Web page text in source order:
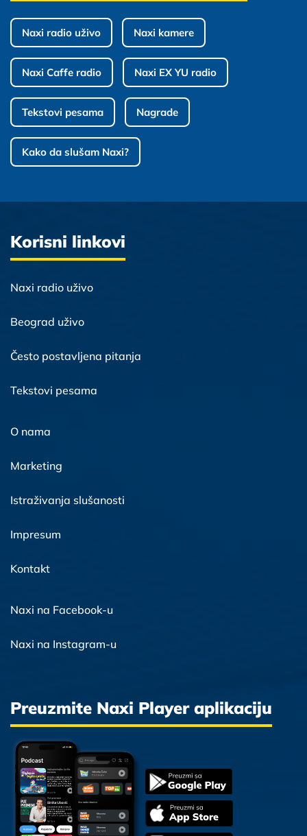
Naxi radio uživo Naxi kamere
Naxi Caffe radio Naxi EX YU radio
Tekstovi pesama Nagrade
Kako da slušam Naxi?
Korisni linkovi
Naxi radio uživo
Beograd uživo
Često postavljena pitanja
Tekstovi pesama
O nama
Marketing
Istraživanja slušanosti
Impresum
Kontakt
Naxi na Facebook-u
Naxi na Instagram-u
Preuzmite Naxi Player aplikaciju